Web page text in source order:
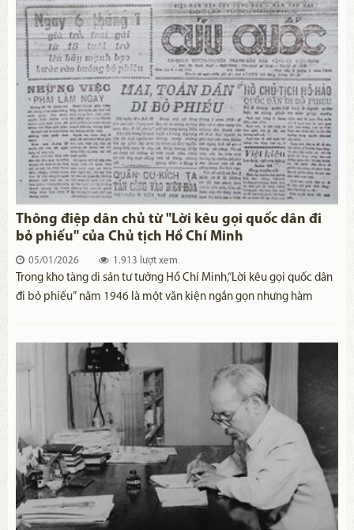
Thông điệp dân chủ từ "Lời kêu gọi quốc dân đi
bỏ phiếu" của Chủ tịch Hồ Chí Minh
05/01/2026 1.913 lượt xem
Trong kho tàng di sản tư tưởng Hồ Chí Minh,“Lời kêu gọi quốc dân
đi bỏ phiếu” năm 1946 là một văn kiện ngắn gọn nhưng hàm
đầu tiên trong lịch sử nước Việt Nam độc lập mà còn thể hiện sinh
động quan điểm của Chủ tịch Hồ Chí Minh về dân chủ, quyền làm
chủ của nhân dân, khẳng định con đường dân chủ mà dân tộc Việt
Nam đã lựa chọn ngay từ buổi đầu lập nước.